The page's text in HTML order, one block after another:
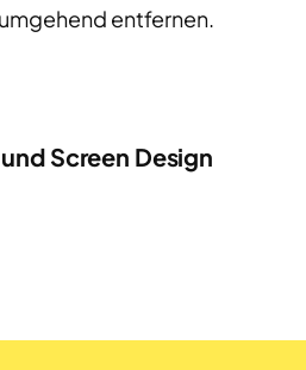
entfernen.
Screen Design